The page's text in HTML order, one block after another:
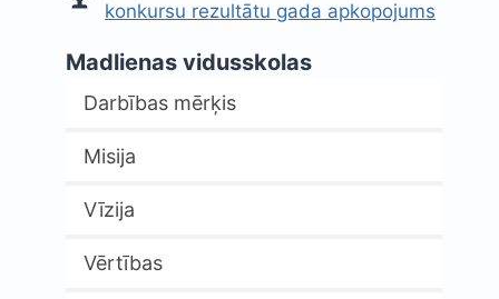
konkursu rezultātu gada apkopojums
Madlienas vidusskolas
Darbības mērķis
Misija
Vīzija
Vērtības